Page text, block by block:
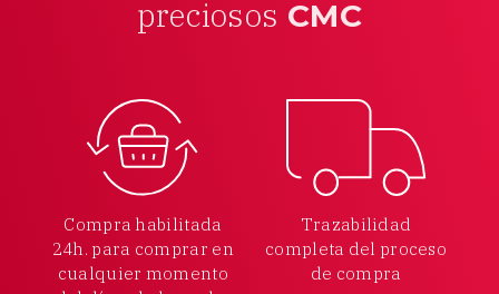
preciosos CMC
Compra habilitada
24h. para comprar en
cualquier momento
Trazabilidad
completa del proceso
de compra